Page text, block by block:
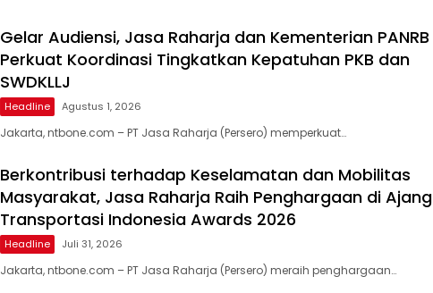
Gelar Audiensi, Jasa Raharja dan Kementerian PANRB
Perkuat Koordinasi Tingkatkan Kepatuhan PKB dan
SWDKLLJ
Headline Agustus 1, 2026
Jakarta, ntbone.com – PT Jasa Raharja (Persero) memperkuat…
Berkontribusi terhadap Keselamatan dan Mobilitas
Masyarakat, Jasa Raharja Raih Penghargaan di Ajang
Transportasi Indonesia Awards 2026
Headline Juli 31, 2026
Jakarta, ntbone.com – PT Jasa Raharja (Persero) meraih penghargaan…